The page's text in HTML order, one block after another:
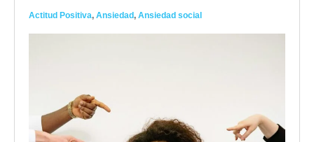
Actitud Positiva, Ansiedad, Ansiedad social